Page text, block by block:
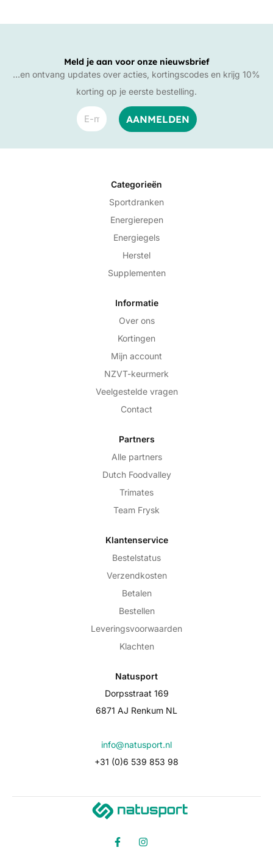
Meld je aan voor onze nieuwsbrief
…en ontvang updates over acties, kortingscodes en krijg 10%
korting op je eerste bestelling.
Categorieën
Sportdranken
Energierepen
Energiegels
Herstel
Supplementen
Informatie
Over ons
Kortingen
Mijn account
NZVT-keurmerk
Veelgestelde vragen
Contact
Partners
Alle partners
Dutch Foodvalley
Trimates
Team Frysk
Klantenservice
Bestelstatus
Verzendkosten
Betalen
Bestellen
Leveringsvoorwaarden
Klachten
Natusport
Dorpsstraat 169
6871 AJ Renkum NL
info@natusport.nl
+31 (0)6 539 853 98